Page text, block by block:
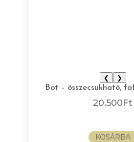
❮
❯
Bot – összecsukható,
20.500Ft
KOSÁRBA